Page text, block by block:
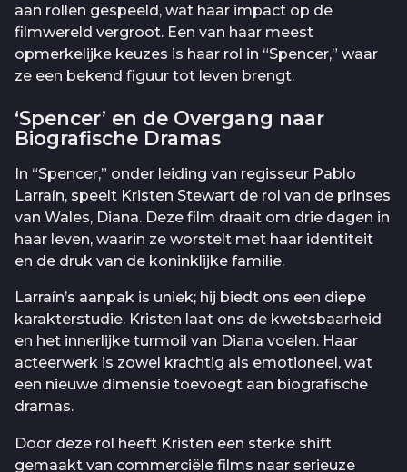
aan rollen gespeeld, wat haar impact op de
filmwereld vergroot. Een van haar meest
opmerkelijke keuzes is haar rol in “Spencer,” waar
ze een bekend figuur tot leven brengt.
‘Spencer’ en de Overgang naar
Biografische Dramas
In “Spencer,” onder leiding van regisseur Pablo
Larraín, speelt Kristen Stewart de rol van de prinses
van Wales, Diana. Deze film draait om drie dagen in
haar leven, waarin ze worstelt met haar identiteit
en de druk van de koninklijke familie.
Larraín’s aanpak is uniek; hij biedt ons een diepe
karakterstudie. Kristen laat ons de kwetsbaarheid
en het innerlijke turmoil van Diana voelen. Haar
acteerwerk is zowel krachtig als emotioneel, wat
een nieuwe dimensie toevoegt aan biografische
dramas.
Door deze rol heeft Kristen een sterke shift
gemaakt van commerciële films naar serieuze